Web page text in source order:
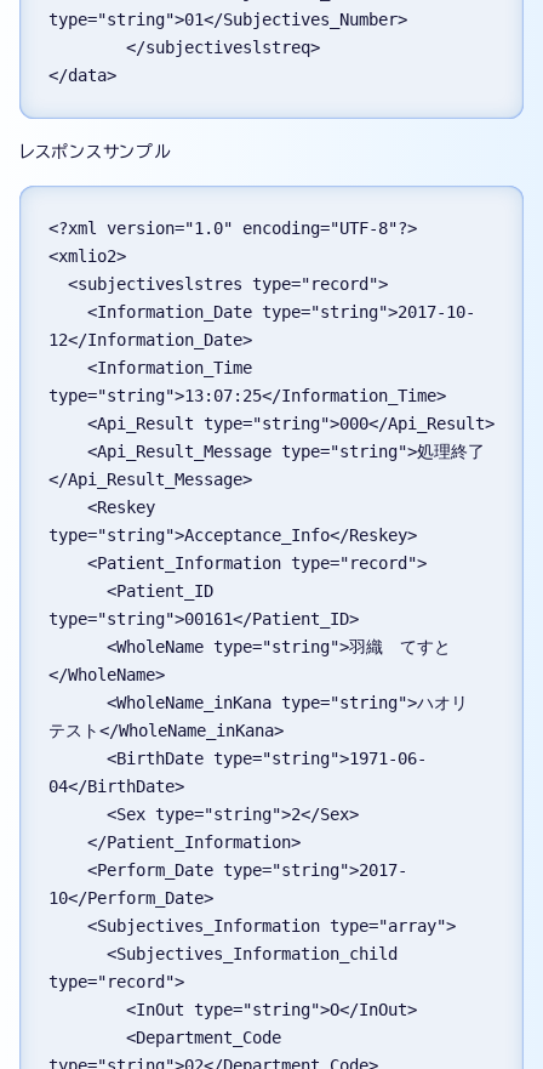
type="string">01</Subjectives_Number>
        </subjectiveslstreq>
</data>
レスポンスサンプル
<?xml version="1.0" encoding="UTF-8"?>
<xmlio2>
  <subjectiveslstres type="record">
12</Information_Date>
type="string">13:07:25</Information_Time>
    <Api_Result type="string">000</Api_Result>
</Api_Result_Message>
type="string">Acceptance_Info</Reskey>
    <Patient_Information type="record">
type="string">00161</Patient_ID>
</WholeName>
テスト</WholeName_inKana>
04</BirthDate>
      <Sex type="string">2</Sex>
    </Patient_Information>
10</Perform_Date>
    <Subjectives_Information type="array">
type="record">
        <InOut type="string">O</InOut>